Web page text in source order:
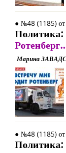
● №48 (1185)
Политика:
Марина
● №48 (1185)
Политика: